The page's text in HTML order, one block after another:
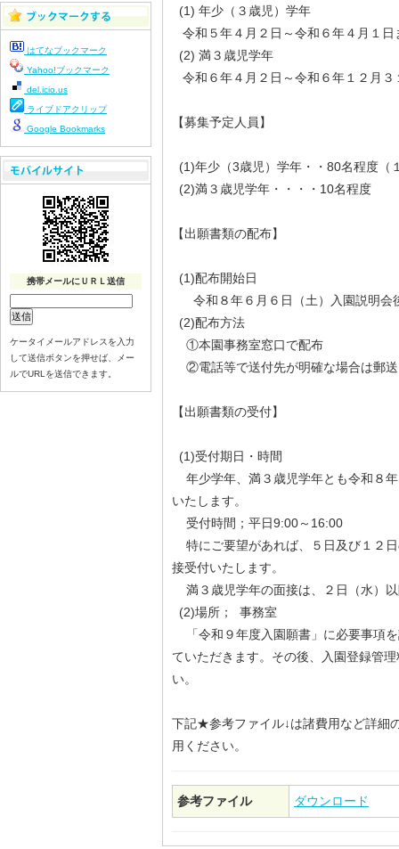
(1) 年少（３歳児）学年
令和５年４月２日～令和６年４月１日
(2) 満３歳児学年
令和６年４月２日～令和６年１２月３
【募集予定人員】
(1)年少（3歳児）学年・・80名程度（
(2)満３歳児学年・・・・10名程度
【出願書類の配布】
(1)配布開始日
令和８年６月６日（土）入園説明会
(2)配布方法
①本園事務室窓口で配布
②電話等で送付先が明確な場合は郵送
【出願書類の受付】
(1)受付期日・時間
年少学年、満３歳児学年とも令和８
いたします。
受付時間；平日9:00～16:00
特にご要望があれば、５日及び１２
接受付いたします。
満３歳児学年の面接は、２日（水）
(2)場所； 事務室
「令和９年度入園願書」に必要事項
ていただきます。その後、入園登録管
い。
下記★参考ファイル↓は諸費用など詳細
用ください。
参考ファイル ダウンロード
はてなブックマーク
Yahoo!ブックマーク
del.icio.us
ライブドアクリップ
Google Bookmarks
携帯メールにＵＲＬ送信
ケータイメールアドレスを入力
して送信ボタンを押せば、メー
ルでURLを送信できます。